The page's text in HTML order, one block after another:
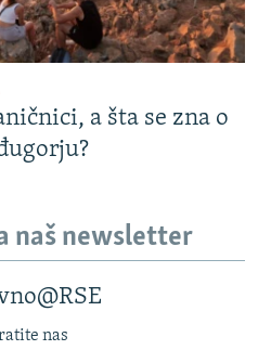
a šta se zna o
naš newsletter
nas